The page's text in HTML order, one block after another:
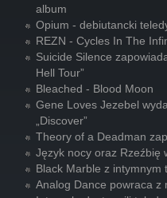
album
Opium - debiutancki
REZN - Cycles In The
Suicide Silence
Hell Tour”
Bleached - Blood Moon
Gene Loves Jezebel
„Discover”
Theory of a Deadman
Język nocy oraz Rzeźbię
Black Marble z intymnym
Analog Dance powraca z